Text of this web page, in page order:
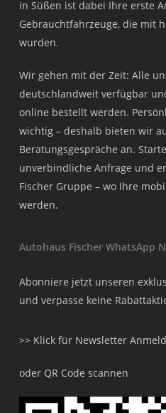
in Süßen ist dabei Ihre erste
Gebrauchtfahrzeuge, die mit
wurden.
Wir gehen mit der Zeit: Alle
deutschlandweit verfügbar
online bestellt werden.
wichtig – deshalb bieten wir
Beratungsgespräche an.
unverbindliche Anfrage und
Fischer Gruppe – wo Ihre
werden.
Autohaus Fischer WhatsApp
Abonniere jetzt unseren
und verpasse keine
>> Klick für Newsletter
oder QR Code scannen